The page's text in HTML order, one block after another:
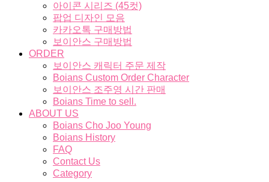
아이콘 시리즈 (45컷)
팝업 디자인 모음
카카오톡 구매방법
보이안스 구매방법
ORDER
보이안스 캐릭터 주문 제작
Boians Custom Order Character
보이안스 조주영 시간 판매
Boians Time to sell.
ABOUT US
Boians Cho Joo Young
Boians History
FAQ
Contact Us
Category